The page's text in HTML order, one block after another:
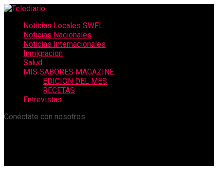
Noticias Locales SWFL
Noticias Nacionales
Noticias Internacionales
Inmigracion
Salud
MIS SABORES MAGAZINE
EDICION DEL MES
RECETAS
Entrevistas
Conéctate con nosotros